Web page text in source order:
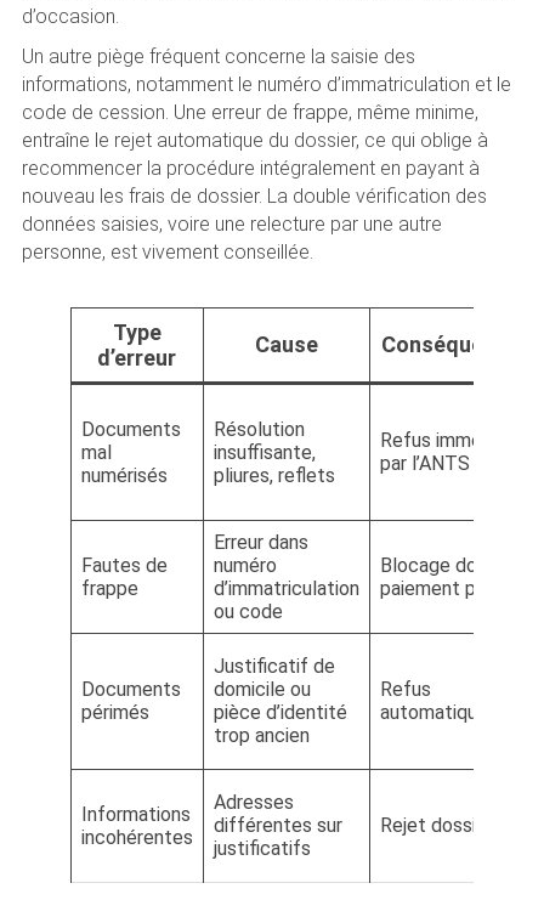
d’occasion.
Un autre piège fréquent concerne la saisie des
informations, notamment le numéro d’immatriculation et le
code de cession. Une erreur de frappe, même minime,
entraîne le rejet automatique du dossier, ce qui oblige à
recommencer la procédure intégralement en payant à
nouveau les frais de dossier. La double vérification des
données saisies, voire une relecture par une autre
personne, est vivement conseillée.
Type
d’erreur
Cause Conséquence
Documents
mal
numérisés
Résolution
insuffisante,
pliures, reflets
Refus immédiat
par l’ANTS
Fautes de
frappe
Erreur dans
numéro
d’immatriculation
ou code
Blocage dossier,
paiement perdu
Documents
périmés
Justificatif de
domicile ou
pièce d’identité
trop ancien
Refus
automatique
Informations
incohérentes
Adresses
différentes sur
justificatifs
Rejet dossier